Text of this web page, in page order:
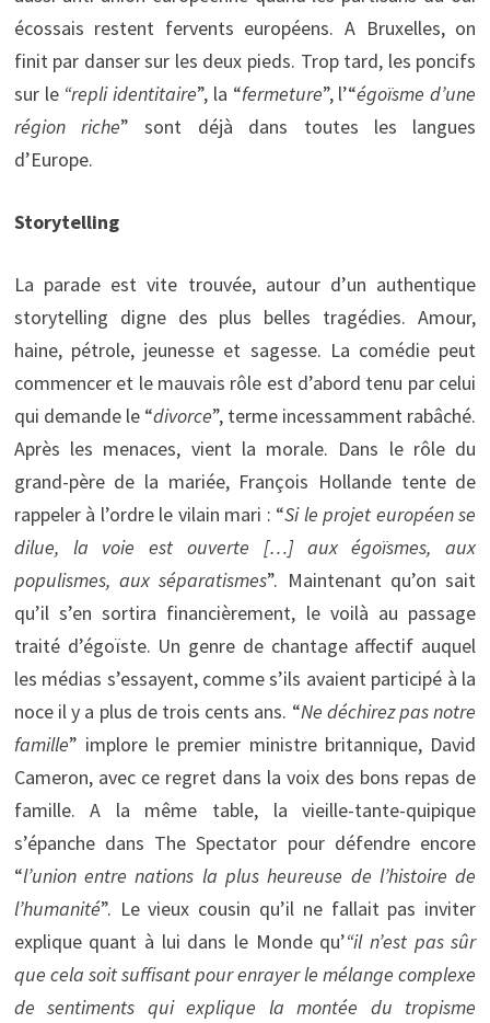
écossais restent fervents européens. A Bruxelles, on
finit par danser sur les deux pieds. Trop tard, les poncifs
sur le “repli identitaire”, la “fermeture”, l’“égoïsme d’une
région riche” sont déjà dans toutes les langues
d’Europe.
Storytelling
La parade est vite trouvée, autour d’un authentique
storytelling digne des plus belles tragédies. Amour,
haine, pétrole, jeunesse et sagesse. La comédie peut
commencer et le mauvais rôle est d’abord tenu par celui
qui demande le “divorce”, terme incessamment rabâché.
Après les menaces, vient la morale. Dans le rôle du
grand-père de la mariée, François Hollande tente de
rappeler à l’ordre le vilain mari : “Si le projet européen se
dilue, la voie est ouverte […] aux égoïsmes, aux
populismes, aux séparatismes”. Maintenant qu’on sait
qu’il s’en sortira financièrement, le voilà au passage
traité d’égoïste. Un genre de chantage affectif auquel
les médias s’essayent, comme s’ils avaient participé à la
noce il y a plus de trois cents ans. “Ne déchirez pas notre
famille” implore le premier ministre britannique, David
Cameron, avec ce regret dans la voix des bons repas de
famille. A la même table, la vieille-tante-quipique
s’épanche dans The Spectator pour défendre encore
“l’union entre nations la plus heureuse de l’histoire de
l’humanité”. Le vieux cousin qu’il ne fallait pas inviter
explique quant à lui dans le Monde qu’“il n’est pas sûr
que cela soit suffisant pour enrayer le mélange complexe
de sentiments qui explique la montée du tropisme